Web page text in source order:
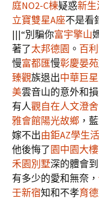
庭NO2-C棟疑惑新生
立寶雙星A座不是看
|||“別騙你富宇擎山
著了太邦德園 。 百
慢富都匯慢彰慶晏苑
臻觀族退出中華巨
美雲音山的意外和
有人觀自在人文澄
雅會館陽光故鄉 ，
嫁不出由鉅AZ學生活
他後悔了 園中園大
禾園別墅深的體會
有多少的愛和無奈，
壬新宿知和不孝育